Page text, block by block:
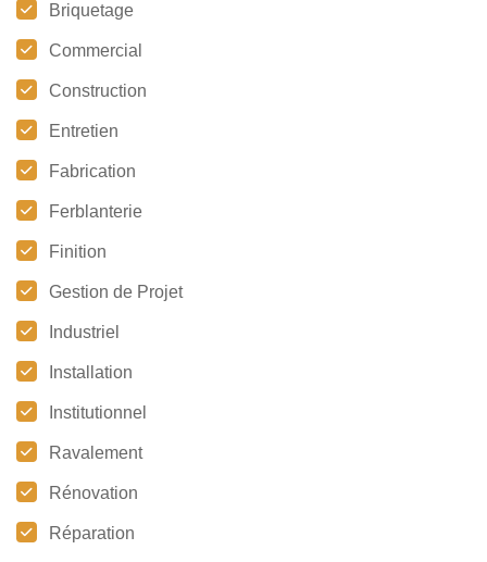
Briquetage
Commercial
Construction
Entretien
Fabrication
Ferblanterie
Finition
Gestion de Projet
Industriel
Installation
Institutionnel
Ravalement
Rénovation
Réparation